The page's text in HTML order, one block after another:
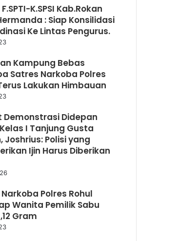
K.SPSI Kab.Rokan
: Siap Konsilidasi
Ke Lintas Pengurus.
Kampung Bebas
Satres Narkoba Polres
Lakukan Himbauan
Demonstrasi Didepan
I Tanjung Gusta
Joshrius: Polisi yang
Ijin Harus Diberikan
Polres Rohul
Wanita Pemilik Sabu
Gram